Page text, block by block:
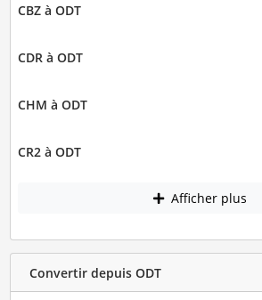
CBZ à ODT
CDR à ODT
CHM à ODT
CR2 à ODT
Afficher plus
Convertir depuis ODT